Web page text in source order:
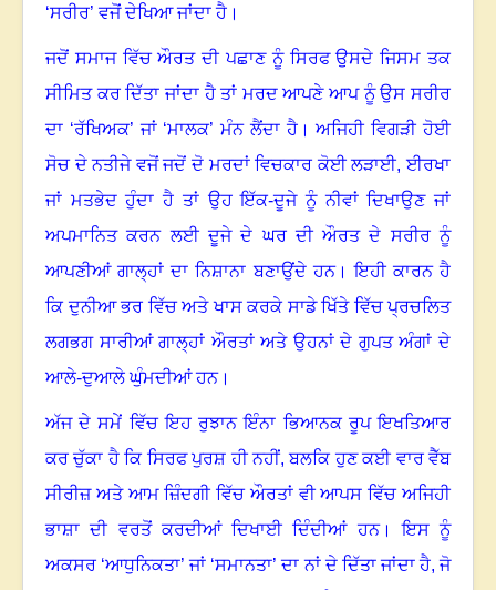
‘ਸਰੀਰ’ ਵਜੋਂ ਦੇਖਿਆ ਜਾਂਦਾ ਹੈ।
ਜਦੋਂ ਸਮਾਜ ਵਿੱਚ ਔਰਤ ਦੀ ਪਛਾਣ ਨੂੰ ਸਿਰਫ ਉਸਦੇ ਜਿਸਮ ਤਕ
ਸੀਮਿਤ ਕਰ ਦਿੱਤਾ ਜਾਂਦਾ ਹੈ ਤਾਂ ਮਰਦ ਆਪਣੇ ਆਪ ਨੂੰ ਉਸ ਸਰੀਰ
ਦਾ ‘ਰੱਖਿਅਕ’ ਜਾਂ ‘ਮਾਲਕ’ ਮੰਨ ਲੈਂਦਾ ਹੈ। ਅਜਿਹੀ ਵਿਗੜੀ ਹੋਈ
ਸੋਚ ਦੇ ਨਤੀਜੇ ਵਜੋਂ ਜਦੋਂ ਦੋ ਮਰਦਾਂ ਵਿਚਕਾਰ ਕੋਈ ਲੜਾਈ,ਈਰਖਾ
ਜਾਂ ਮਤਭੇਦ ਹੁੰਦਾ ਹੈ ਤਾਂ ਉਹ ਇੱਕ-ਦੂਜੇ ਨੂੰ ਨੀਵਾਂ ਦਿਖਾਉਣ ਜਾਂ
ਅਪਮਾਨਿਤ ਕਰਨ ਲਈ ਦੂਜੇ ਦੇ ਘਰ ਦੀ ਔਰਤ ਦੇ ਸਰੀਰ ਨੂੰ
ਆਪਣੀਆਂ ਗਾਲ੍ਹਾਂ ਦਾ ਨਿਸ਼ਾਨਾ ਬਣਾਉਂਦੇ ਹਨ। ਇਹੀ ਕਾਰਨ ਹੈ
ਕਿ ਦੁਨੀਆ ਭਰ ਵਿੱਚ ਅਤੇ ਖਾਸ ਕਰਕੇ ਸਾਡੇ ਖਿੱਤੇ ਵਿੱਚ ਪ੍ਰਚਲਿਤ
ਲਗਭਗ ਸਾਰੀਆਂ ਗਾਲ੍ਹਾਂ ਔਰਤਾਂ ਅਤੇ ਉਹਨਾਂ ਦੇ ਗੁਪਤ ਅੰਗਾਂ ਦੇ
ਆਲੇ-ਦੁਆਲੇ ਘੁੰਮਦੀਆਂ ਹਨ।
ਅੱਜ ਦੇ ਸਮੇਂ ਵਿੱਚ ਇਹ ਰੁਝਾਨ ਇੰਨਾ ਭਿਆਨਕ ਰੂਪ ਇਖਤਿਆਰ
ਕਰ ਚੁੱਕਾ ਹੈ ਕਿ ਸਿਰਫ ਪੁਰਸ਼ ਹੀ ਨਹੀਂ,ਬਲਕਿ ਹੁਣ ਕਈ ਵਾਰ ਵੈੱਬ
ਸੀਰੀਜ਼ ਅਤੇ ਆਮ ਜ਼ਿੰਦਗੀ ਵਿੱਚ ਔਰਤਾਂ ਵੀ ਆਪਸ ਵਿੱਚ ਅਜਿਹੀ
ਭਾਸ਼ਾ ਦੀ ਵਰਤੋਂ ਕਰਦੀਆਂ ਦਿਖਾਈ ਦਿੰਦੀਆਂ ਹਨ। ਇਸ ਨੂੰ
ਅਕਸਰ ‘ਆਧੁਨਿਕਤਾ’ ਜਾਂ ‘ਸਮਾਨਤਾ’ ਦਾ ਨਾਂ ਦੇ ਦਿੱਤਾ ਜਾਂਦਾ ਹੈ,ਜੋ